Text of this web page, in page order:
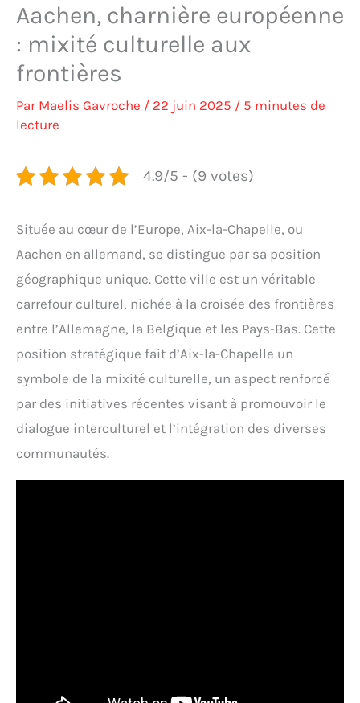
Aachen, charnière européenne
: mixité culturelle aux
frontières
Par Maelis Gavroche / 22 juin 2025 / 5 minutes de
lecture
4.9/5 - (9 votes)
Située au cœur de l’Europe, Aix-la-Chapelle, ou
Aachen en allemand, se distingue par sa position
géographique unique. Cette ville est un véritable
carrefour culturel, nichée à la croisée des frontières
entre l’Allemagne, la Belgique et les Pays-Bas. Cette
position stratégique fait d’Aix-la-Chapelle un
symbole de la mixité culturelle, un aspect renforcé
par des initiatives récentes visant à promouvoir le
dialogue interculturel et l’intégration des diverses
communautés.